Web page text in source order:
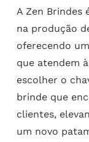
A Zen Brindes
na produção
oferecendo
que atendem
escolher o
brinde que
clientes,
um novo